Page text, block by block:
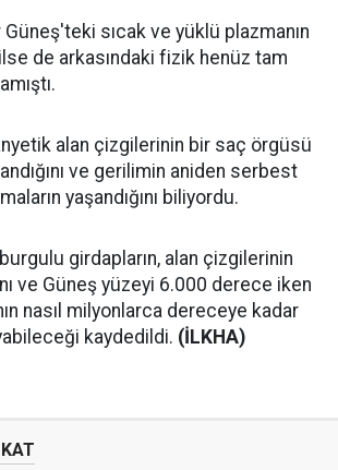
sıcak ve yüklü plazmanın
de arkasındaki fizik henüz tam
alan çizgilerinin bir saç örgüsü
ve gerilimin aniden serbest
yaşandığını biliyordu.
girdapların, alan çizgilerinin
ve Güneş yüzeyi 6.000 derece iken
nasıl milyonlarca dereceye kadar
kaydedildi. (İLKHA)